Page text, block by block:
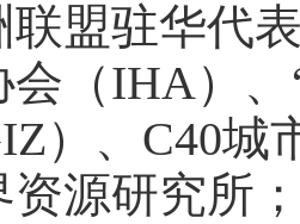
联盟驻华代
会（IHA）
）、C40城
资源研究所